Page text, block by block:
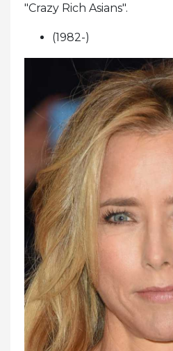
"Crazy Rich Asians".
(1982-)